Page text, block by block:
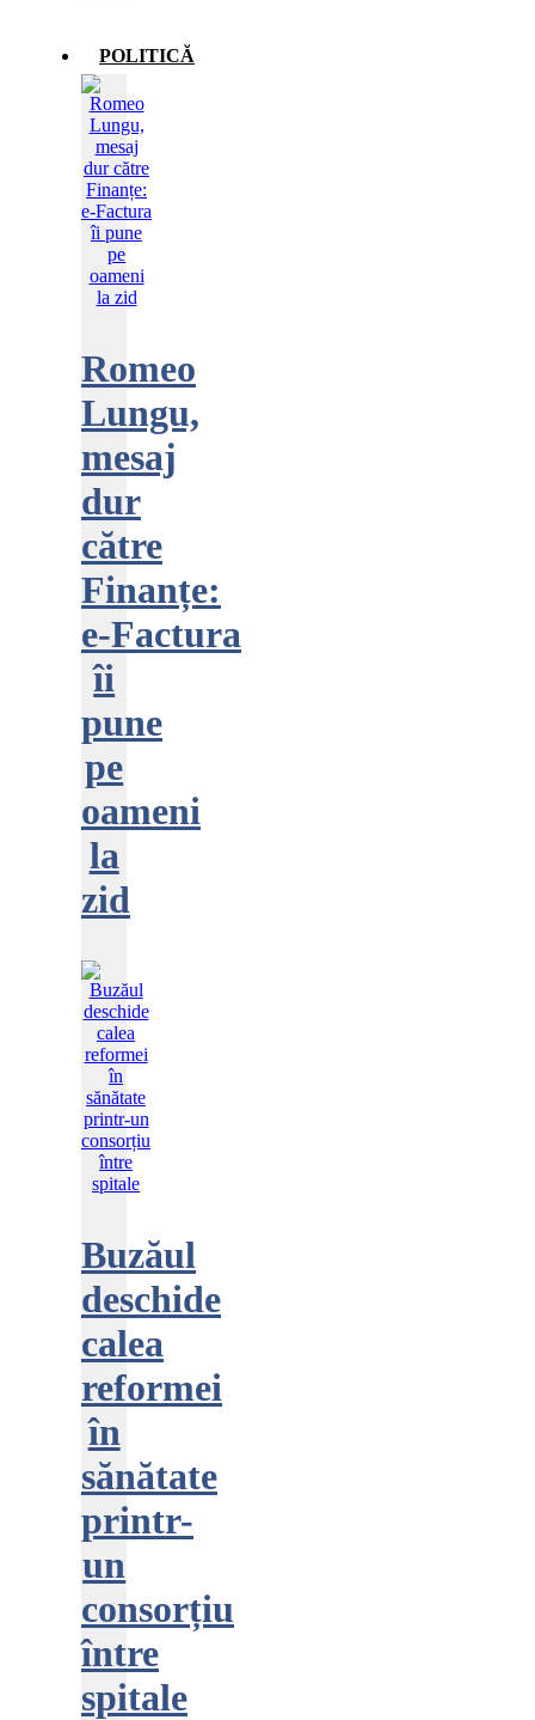
POLITICĂ
Romeo
Lungu,
mesaj
dur
către
Finanțe:
e‑Factura
îi
pune
pe
oameni
la
zid
Buzăul
deschide
calea
reformei
în
sănătate
printr-
un
consorțiu
între
spitale